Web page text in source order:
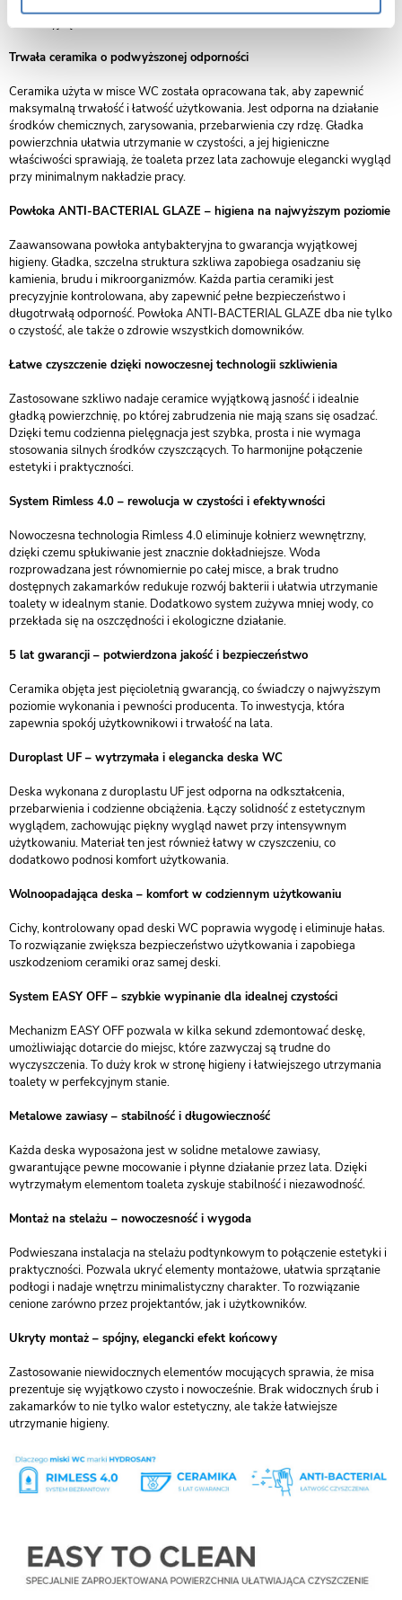
dekoracyjną.
Trwała ceramika o podwyższonej odporności
Ceramika użyta w misce WC została opracowana tak, aby zapewnić
maksymalną trwałość i łatwość użytkowania. Jest odporna na działanie
środków chemicznych, zarysowania, przebarwienia czy rdzę. Gładka
powierzchnia ułatwia utrzymanie w czystości, a jej higieniczne
właściwości sprawiają, że toaleta przez lata zachowuje elegancki wygląd
przy minimalnym nakładzie pracy.
Powłoka ANTI-BACTERIAL GLAZE – higiena na najwyższym poziomie
Zaawansowana powłoka antybakteryjna to gwarancja wyjątkowej
higieny. Gładka, szczelna struktura szkliwa zapobiega osadzaniu się
kamienia, brudu i mikroorganizmów. Każda partia ceramiki jest
precyzyjnie kontrolowana, aby zapewnić pełne bezpieczeństwo i
długotrwałą odporność. Powłoka ANTI-BACTERIAL GLAZE dba nie tylko
o czystość, ale także o zdrowie wszystkich domowników.
Łatwe czyszczenie dzięki nowoczesnej technologii szkliwienia
Zastosowane szkliwo nadaje ceramice wyjątkową jasność i idealnie
gładką powierzchnię, po której zabrudzenia nie mają szans się osadzać.
Dzięki temu codzienna pielęgnacja jest szybka, prosta i nie wymaga
stosowania silnych środków czyszczących. To harmonijne połączenie
estetyki i praktyczności.
System Rimless 4.0 – rewolucja w czystości i efektywności
Nowoczesna technologia Rimless 4.0 eliminuje kołnierz wewnętrzny,
dzięki czemu spłukiwanie jest znacznie dokładniejsze. Woda
rozprowadzana jest równomiernie po całej misce, a brak trudno
dostępnych zakamarków redukuje rozwój bakterii i ułatwia utrzymanie
toalety w idealnym stanie. Dodatkowo system zużywa mniej wody, co
przekłada się na oszczędności i ekologiczne działanie.
5 lat gwarancji – potwierdzona jakość i bezpieczeństwo
Ceramika objęta jest pięcioletnią gwarancją, co świadczy o najwyższym
poziomie wykonania i pewności producenta. To inwestycja, która
zapewnia spokój użytkownikowi i trwałość na lata.
Duroplast UF – wytrzymała i elegancka deska WC
Deska wykonana z duroplastu UF jest odporna na odkształcenia,
przebarwienia i codzienne obciążenia. Łączy solidność z estetycznym
wyglądem, zachowując piękny wygląd nawet przy intensywnym
użytkowaniu. Materiał ten jest również łatwy w czyszczeniu, co
dodatkowo podnosi komfort użytkowania.
Wolnoopadająca deska – komfort w codziennym użytkowaniu
Cichy, kontrolowany opad deski WC poprawia wygodę i eliminuje hałas.
To rozwiązanie zwiększa bezpieczeństwo użytkowania i zapobiega
uszkodzeniom ceramiki oraz samej deski.
System EASY OFF – szybkie wypinanie dla idealnej czystości
Mechanizm EASY OFF pozwala w kilka sekund zdemontować deskę,
umożliwiając dotarcie do miejsc, które zazwyczaj są trudne do
wyczyszczenia. To duży krok w stronę higieny i łatwiejszego utrzymania
toalety w perfekcyjnym stanie.
Metalowe zawiasy – stabilność i długowieczność
Każda deska wyposażona jest w solidne metalowe zawiasy,
gwarantujące pewne mocowanie i płynne działanie przez lata. Dzięki
wytrzymałym elementom toaleta zyskuje stabilność i niezawodność.
Montaż na stelażu – nowoczesność i wygoda
Podwieszana instalacja na stelażu podtynkowym to połączenie estetyki i
praktyczności. Pozwala ukryć elementy montażowe, ułatwia sprzątanie
podłogi i nadaje wnętrzu minimalistyczny charakter. To rozwiązanie
cenione zarówno przez projektantów, jak i użytkowników.
Ukryty montaż – spójny, elegancki efekt końcowy
Zastosowanie niewidocznych elementów mocujących sprawia, że misa
prezentuje się wyjątkowo czysto i nowocześnie. Brak widocznych śrub i
zakamarków to nie tylko walor estetyczny, ale także łatwiejsze
utrzymanie higieny.